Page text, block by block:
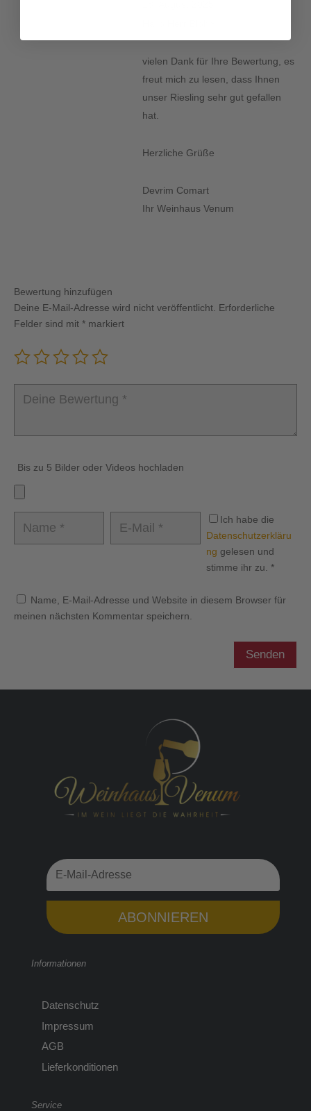
vielen Dank für Ihre Bewertung, es
freut mich zu lesen, dass Ihnen
unser Riesling sehr gut gefallen
hat.
Herzliche Grüße
Devrim Comart
Ihr Weinhaus Venum
Bewertung hinzufügen
Deine E-Mail-Adresse wird nicht veröffentlicht. Erforderliche
Felder sind mit *markiert
Bis zu 5 Bilder oder Videos hochladen
Ich habe die
Datenschutzerkläru
ng gelesen und
stimme ihr zu. *
Name, E-Mail-Adresse und Website in diesem Browser für
meinen nächsten Kommentar speichern.
Senden
ABONNIEREN
Informationen
Datenschutz
Impressum
AGB
Lieferkonditionen
Service